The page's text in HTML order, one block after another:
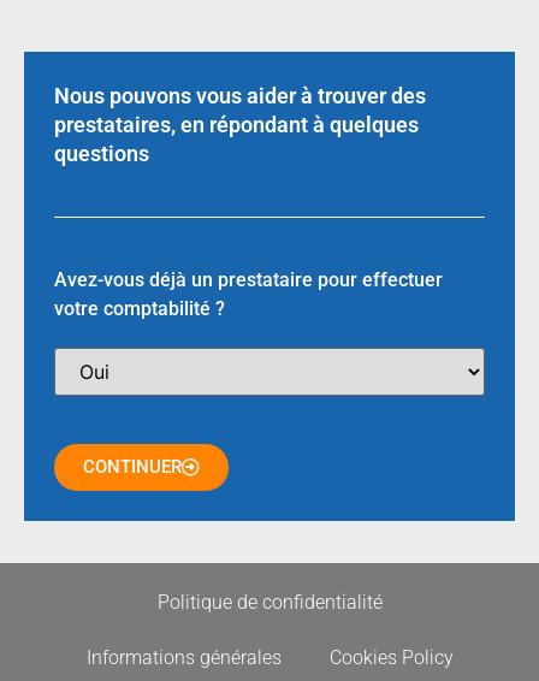
Nous pouvons vous aider à trouver des
prestataires, en répondant à quelques
questions
Avez-vous déjà un prestataire pour effectuer
votre comptabilité ?
CONTINUER
Politique de confidentialité
Informations générales Cookies Policy